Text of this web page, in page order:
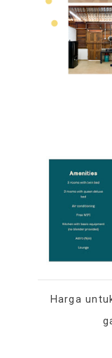
Harga